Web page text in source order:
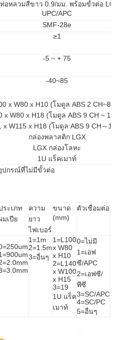
ปติก
สง
ปติก
อปติก
ปติก
ลังสูง
ท่อหลวมสีขาว 0.9/มม. พร้อมขั้วต่อ LC
UPC/APC
SMF-28e
≥1
-5 ~ + 75
-40~85
x W80 x H10 (โมดูล ABS 2 CH~8CH)
x W80 x H18 (โมดูล ABS 9 CH ~ 18CH)
x W115 x H18 (โมดูล ABS 9 CH～18CH)
กล่องพลาสติก LGX
LGX กล่องโลหะ
1U แร็คเมาท์
ปกรณ์ที่ไม่มีขั้วต่อ
ระเภท
มเปีย
ความ
ยาว
ไฟเบอร์
ขนาด
(mm)
ตัวเชื่อมต่อ
1=1m
2=1.5m
3=อื่นๆ
1=L100
x W80
x H10
2=L140
x W100
x H15
3=19
1U แร็ค
เมาท์
0=ไม่มี
1=เอฟ
ซี/APC
2=เอฟซี/
พีซี
3=SC/APC
4=SC/PC
5=อื่นๆ